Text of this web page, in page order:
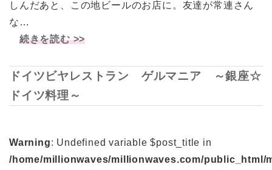
しんだあと、この地ビールのお店に。友達が常連さん
な…
続きを読む >>
ドイツビヤレストラン ゲルマニア ～銀座☆
ドイツ料理～
Warning: Undefined variable $post_title in
/home/millionwaves/millionwaves.com/public_html/